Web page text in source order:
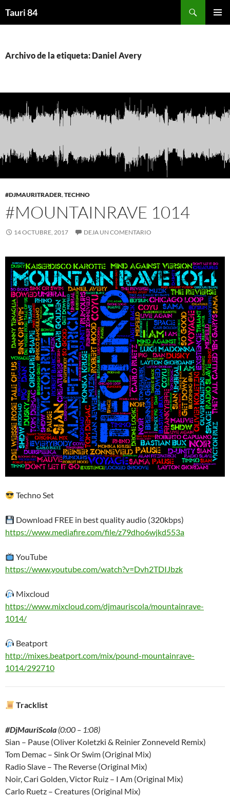
Tauri 84
Archivo de la etiqueta: Daniel Avery
#DJMAURITRADER,TECHNO
#MOUNTAINRAVE 1014
14 OCTUBRE, 2017 DEJA UN COMENTARIO
Techno Set
Download FREE in best quality audio (320kbps)
https://www.mediafire.com/file/z79dho6wjkd553a
YouTube
https://www.youtube.com/watch?v=Dvh2TDIJbzk
Mixcloud
https://www.mixcloud.com/djmauriscola/mountainrave-
1014/
Beatport
http://mixes.beatport.com/mix/pound-mountainrave-
1014/292710
Tracklist
#DjMauriScola (0:00 – 1:08)
Sian – Pause (Oliver Koletzki & Reinier Zonneveld Remix)
Tom Demac – Sink Or Swim (Original Mix)
Radio Slave – The Reverse (Original Mix)
Noir, Cari Golden, Victor Ruiz – I Am (Original Mix)
Carlo Ruetz – Creatures (Original Mix)